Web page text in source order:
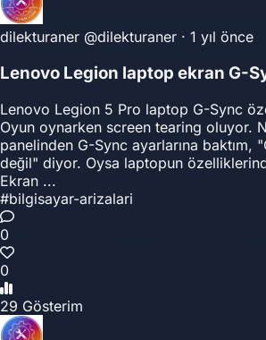
dilekturaner @dilekturaner · 1 yıl önce
Lenovo Legion laptop ekran G-
Lenovo Legion 5 Pro laptop G-Sync
Oyun oynarken screen tearing oluyor.
panelinden G-Sync ayarlarına baktım,
değil" diyor. Oysa laptopun
Ekran ...
#bilgisayar-arizalari
0
0
29 Gösterim